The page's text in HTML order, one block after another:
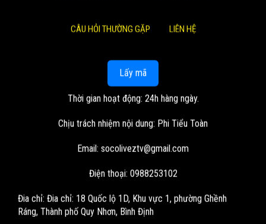
CÂU HỎI THƯỜNG GẶP LIÊN HỆ
Lấy mã
Thời gian hoạt động: 24h hàng ngày.
Chịu trách nhiệm nội dung: Phi Tiểu Toàn
Email: socoliveztv@gmail.com
Điện thoại: 0988253102
Đia chỉ: Đia chỉ: 18 Quốc lộ 1D, Khu vực 1, phường Ghềnh
Ráng, Thành phố Quy Nhơn, Bình Định